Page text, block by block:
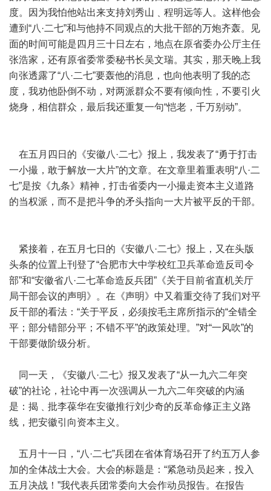
度。因为我怕他站出来支持刘秀山﹑程明远等人。这样他会
遭到“八·二七”和与他持不同观点的大批干部的万炮齐轰。见
面的时间可能是四月三十日左右，地点在原省委办公厅主任
张浩家，还有原省委常委秘书长吴文瑞。其实，那天晚上我
向张透露了“八·二七”要轰他的消息，也向他表明了我的态
度，我劝他卧倒不动，对两派群众不要有倾向性，不要引火
烧身，相信群众，最后我还重复一句“恺老，千万别动”。
在五月四日的《安徽八·二七》报上，我发表了“勇于打击
一小撮，敢于解放一大片”的文章。在文章里着重表明“八·二
七”是按《九条》精神，打击省委内一小撮走资本主义道路
的当权派，而不是把斗争的矛头指向一大片被平反的干部。
紧接着，在五月七日的《安徽八·二七》报上，又在头版
头条的位置上刊登了“合肥市大中学校红卫兵革命造反司令
部”和“安徽省八·二七革命造反兵团”《关于目前省直机关厅
局干部会议的声明》。在《声明》中又着重交待了我们对平
反干部的看法：“关于平反，必须按毛主席所指示的“全错全
平；部分错部分平；不错不平”的政策处理。”对“一风吹”的
干部要做阶级分析。
同一天，《安徽八·二七》报又发表了“从一九六二年突
破”的社论，社论中再一次强调从一九六二年突破的内涵
是：揭﹑批李葆华在安徽推行刘少奇的反革命修正主义路
线，把安徽引向资本主义。
五月十一日，“八·二七”兵团在省体育场召开了约五万人参
加的全体战士大会。大会的标题是：“紧急动员起来，投入
五月决战！”我代表兵团常委向大会作动员报告。在报告